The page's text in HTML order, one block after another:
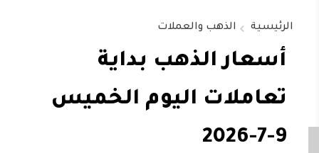
الرئيسية الذهب والعملات
أسعار الذهب بداية
تعاملات اليوم الخميس
9-7-2026